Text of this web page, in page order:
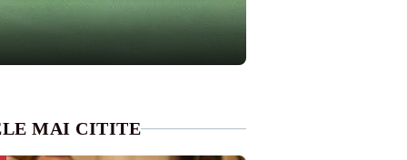
MAI CITITE